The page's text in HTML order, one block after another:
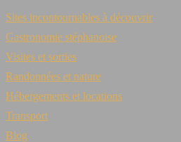
Sites incontournables à découvrir
Gastronomie stéphanoise
Visites et sorties
Randonnées et nature
Hébergements et locations
Transport
Blog